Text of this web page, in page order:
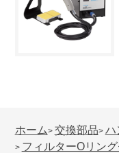
ホーム> 交換部品> ハ
> フィルターOリング